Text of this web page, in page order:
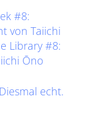
#8:
von Taiichi
Library #8:
Ōno
echt.